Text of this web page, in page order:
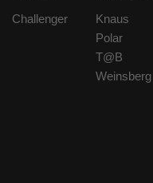
Challenger
Knaus
Polar
T@B
Weinsberg